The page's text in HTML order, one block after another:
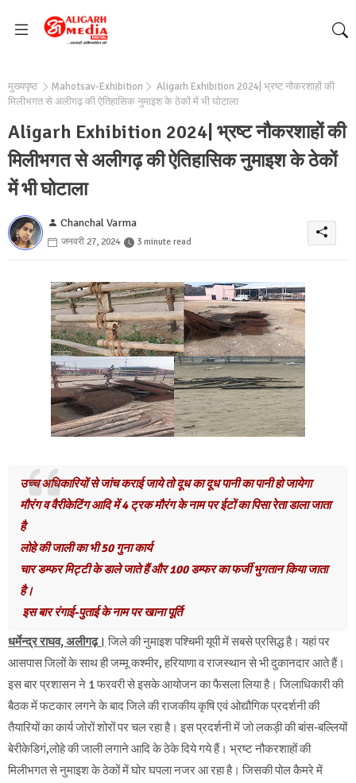
मुख्यपृष्ठ Mahotsav-Exhibition
Aligarh Exhibition 2024| भ्रष्ट नौकरशाहों की
मिलीभगत से अलीगढ़ की ऐतिहासिक नुमाइश के ठेकों में भी घोटाला
Aligarh Exhibition 2024| भ्रष्ट नौकरशाहों की
मिलीभगत से अलीगढ़ की ऐतिहासिक नुमाइश के ठेकों
में भी घोटाला
Chanchal Varma
जनवरी 27, 2024 3 minute read
उच्च अधिकारियों से जांच कराई जाये तो दूध का दूध पानी का पानी हो जायेगा
मौरंग व वैरीकेटिंग आदि में 4 ट्रक मौरंग के नाम पर ईटों का पिसा रेता डाला जाता
है
लोहे की जाली का भी 50 गुना कार्य
चार डम्फर मिट्टी के डाले जाते हैं और 100 डम्फर का फर्जी भुगतान किया जाता
है।
इस बार रंगाई-पुताई के नाम पर खाना पूर्ति
धर्मेन्द्र राघव, अलीगढ़। जिले की नुमाइश पश्चिमी यूपी में सबसे प्रसिद्ध है। यहां पर
आसपास जिलों के साथ ही जम्मू कश्मीर, हरियाणा व राजस्थान से भी दुकानदार आते हैं।
इस बार प्रशासन ने 1 फरवरी से इसके आयोजन का फैसला लिया है। जिलाधिकारी की
बैठक में फटकार लगने के बाद जिले की राजकीय कृषि एवं ओद्यौगिक प्रदर्शनी की
तैयारियों का कार्य जोरों शोरों पर चल रहा है। इस प्रदर्शनी में जो लकड़ी की बांस-बल्लियों
बेरीकेडिगं,लोहे की जाली लगाने आदि के ठेके दिये गये हैं। भ्रष्ट नौकरशाहों की
मिलीभगत से नुमाइश के ठेकों में घोर घपला नजर आ रहा है। जिसकी पोल कैमरे में